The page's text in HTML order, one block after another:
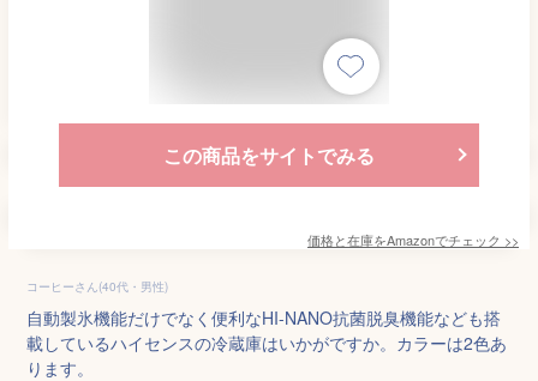
この商品をサイトでみる
価格と在庫をAmazonでチェック >>
コーヒーさん(40代・男性)
自動製氷機能だけでなく便利なHI-NANO抗菌脱臭機能なども搭
載しているハイセンスの冷蔵庫はいかがですか。カラーは2色あ
ります。